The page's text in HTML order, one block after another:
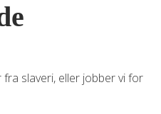
slaveri, eller jobber vi for